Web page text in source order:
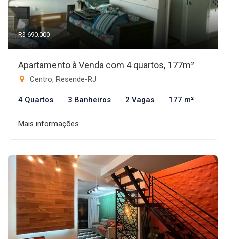
R$ 690.000
Apartamento à Venda com 4 quartos, 177m²
Centro, Resende-RJ
4 Quartos 3 Banheiros 2 Vagas 177 m²
Mais informações